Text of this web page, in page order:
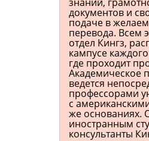
документов и
подаче в
перевода. Всем
отдел Кингз,
кампусе
где проходит
Академическое
ведется
профессорами
с
же основаниях.
иностранным
консультанты